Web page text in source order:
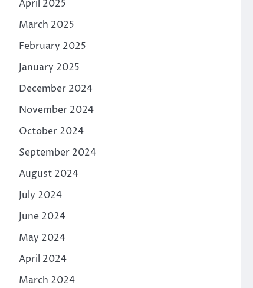
April 2025
March 2025
February 2025
January 2025
December 2024
November 2024
October 2024
September 2024
August 2024
July 2024
June 2024
May 2024
April 2024
March 2024